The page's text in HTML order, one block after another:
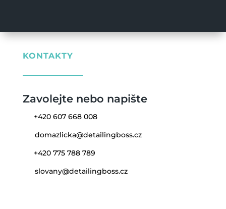
KONTAKTY
Zavolejte nebo napište
+420 607 668 008
domazlicka@detailingboss.cz
+420 775 788 789
slovany@detailingboss.cz